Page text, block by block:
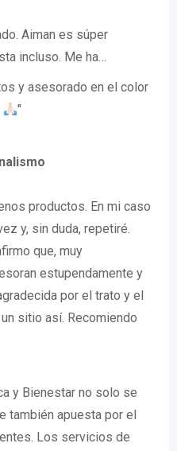
Aiman es súper
incluso. Me ha…
y asesorado en el color
"
productos. En mi caso
y, sin duda, repetiré.
que, muy
estupendamente y
por el trato y el
sitio así. Recomiendo
y Bienestar no solo se
también apuesta por el
Los servicios de